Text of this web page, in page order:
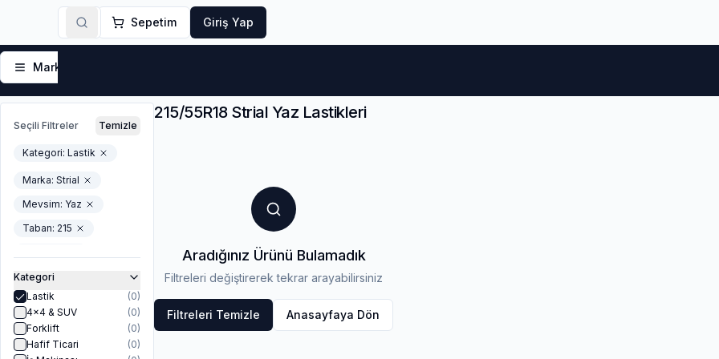
Sepetim Giriş Yap
Markalar
Seçili Filtreler Temizle
Kategori: Lastik
Marka: Strial
Mevsim: Yaz
Taban: 215
Jant-Capi
In_stock
Kategori
Lastik
(0)
4x4 & SUV
(0)
Forklift
(0)
Hafif Ticari
(0)
215/55R18 Strial Yaz Lastikleri
Aradığınız Ürünü Bulamadık
Filtreleri değiştirerek tekrar arayabilirsiniz
Filtreleri Temizle Anasayfaya Dön